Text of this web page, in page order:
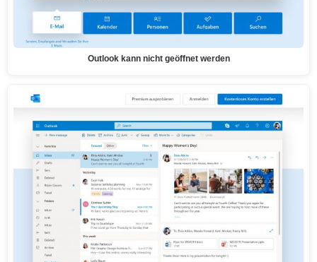
Outlook kann nicht geöffnet werden